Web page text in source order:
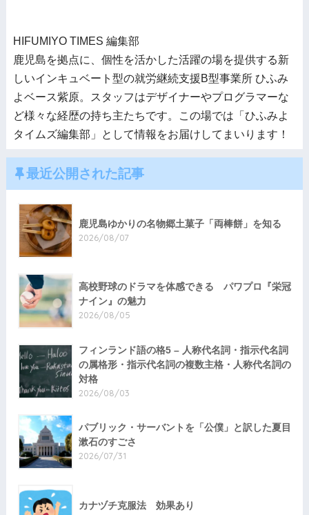
HIFUMIYO TIMES 編集部
鹿児島を拠点に、個性を活かした活躍の場を提供する新
しいインキュベート型の就労継続支援B型事業所 ひふみ
よベース紫原。スタッフはデザイナーやプログラマーな
ど様々な経歴の持ち主たちです。この場では「ひふみよ
タイムズ編集部」として情報をお届けしてまいります！
最近公開された記事
鹿児島ゆかりの名物郷土菓子「両棒餅」を知る
2026/08/07
高校野球のドラマを体感できる パワプロ『栄冠
ナイン』の魅力
2026/08/05
フィンランド語の格5 – 人称代名詞・指示代名詞
の属格形・指示代名詞の複数主格・人称代名詞の
対格
2026/08/03
パブリック・サーバントを「公僕」と訳した夏目
漱石のすごさ
2026/07/31
カナヅチ克服法 効果あり